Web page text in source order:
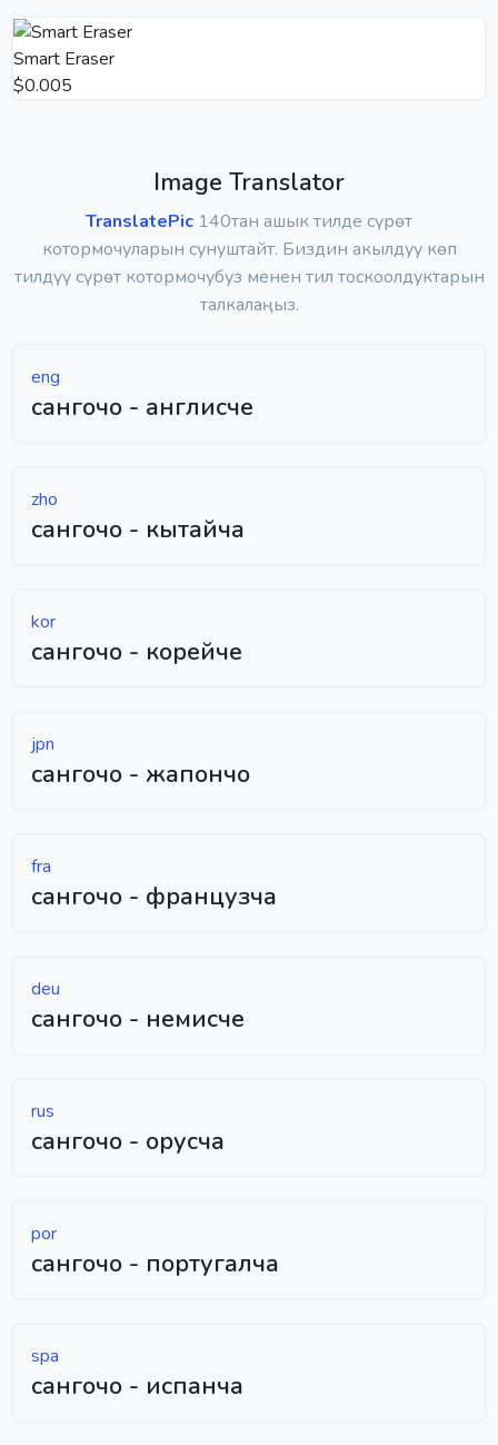
Smart Eraser
$0.005
Image Translator
TranslatePic 140тан ашык тилде сүрөт
котормочуларын сунуштайт. Биздин акылдуу көп
тилдүү сүрөт котормочубуз менен тил тоскоолдуктарын
талкалаңыз.
eng
сангочо - англисче
zho
сангочо - кытайча
kor
сангочо - корейче
jpn
сангочо - жапончо
fra
сангочо - французча
deu
сангочо - немисче
rus
сангочо - орусча
por
сангочо - португалча
spa
сангочо - испанча